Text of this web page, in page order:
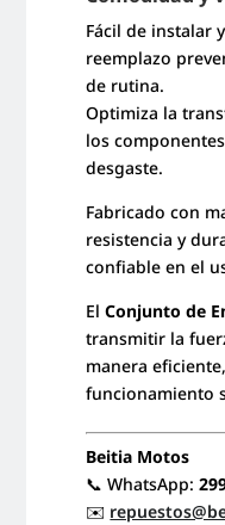
Fácil de instalar
reemplazo
de rutina.
Optimiza la
los
desgaste.
Fabricado con
resistencia y
confiable en el
ElConjunto de
transmitir la
manera
funcionamiento
Beitia Motos
📞 WhatsApp:
✉️